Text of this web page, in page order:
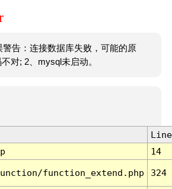
警告：连接数据库失败，可能的原
对; 2、mysql未启动。
Line
14
function_extend.php 324